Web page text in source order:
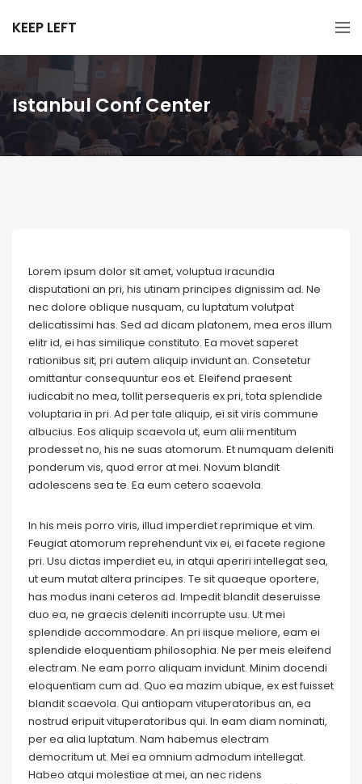
KEEP LEFT
Istanbul Conf Center
Lorem ipsum dolor sit amet, voluptua iracundia
disputationi an pri, his utinam principes dignissim ad. Ne
nec dolore oblique nusquam, cu luptatum volutpat
delicatissimi has. Sed ad dicam platonem, mea eros illum
elitr id, ei has similique constituto. Ea movet saperet
rationibus sit, pri autem aliquip invidunt an. Consetetur
omittantur consequuntur eos et. Eleifend praesent
iudicabit no mea, tollit persequeris ex pri, tota splendide
voluptaria in pri. Ad per tale aliquip, ei sit viris commune
albucius. Eos aliquip scaevola ut, eum alii mentitum
prodesset no, his ne suas atomorum. Et numquam deleniti
ponderum vis, quod error at mei. Novum blandit
adolescens sea te. Ea eum cetero scaevola.
In his meis porro viris, illud imperdiet reprimique et vim.
Feugiat atomorum reprehendunt vix ei, ei facete regione
pri. Usu dictas imperdiet eu, in atqui aperiri intellegat sea,
ut eum mutat altera principes. Te sit quaeque oportere,
has modus inani ceteros ad. Impedit blandit deseruisse
duo ea, ne graecis deleniti incorrupte usu. Ut mei
splendide accommodare. An pri iisque meliore, eam ei
splendide eloquentiam philosophia. Ne per meis eleifend
electram. Ne eam porro aliquam invidunt. Minim docendi
eloquentiam cum ad. Quo ea mazim ubique, ex est fuisset
blandit scaevola. Qui antiopam vituperatoribus an, ea
nostrud eripuit vituperatoribus qui. In eam diam nominati,
per ea alia luptatum. Nam habemus electram
democritum ut. Mei ea omnium admodum intellegat.
Habeo atqui molestiae at mei, an nec ridens